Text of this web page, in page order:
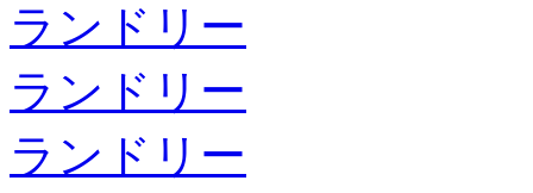
ランドリー
ランドリー
ランドリー